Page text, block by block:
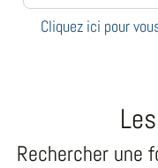
Cliquez ici pour
Rechercher une